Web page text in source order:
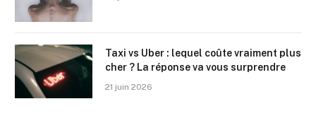
Taxi vs Uber : lequel coûte vraiment plus
cher ? La réponse va vous surprendre
21 juin 2026